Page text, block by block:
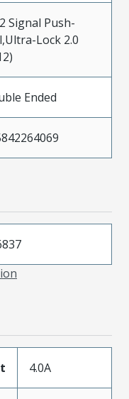
Signal Push-
Lock 2.0
Ended
4.0A